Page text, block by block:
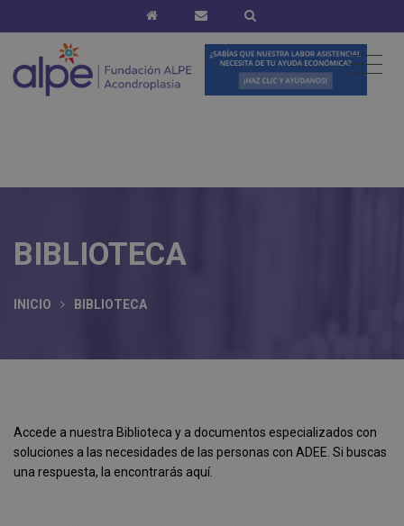
BIBLIOTECA
INICIO BIBLIOTECA
Accede a nuestra Biblioteca y a documentos especializados con
soluciones a las necesidades de las personas con ADEE. Si buscas
una respuesta, la encontrarás aquí.